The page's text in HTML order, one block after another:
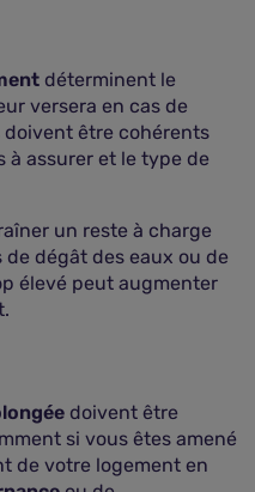
déterminent le
versera en cas de
doivent être cohérents
à assurer et le type de
un reste à charge
dégât des eaux ou de
élevé peut augmenter
doivent être
si vous êtes amené
de votre logement en